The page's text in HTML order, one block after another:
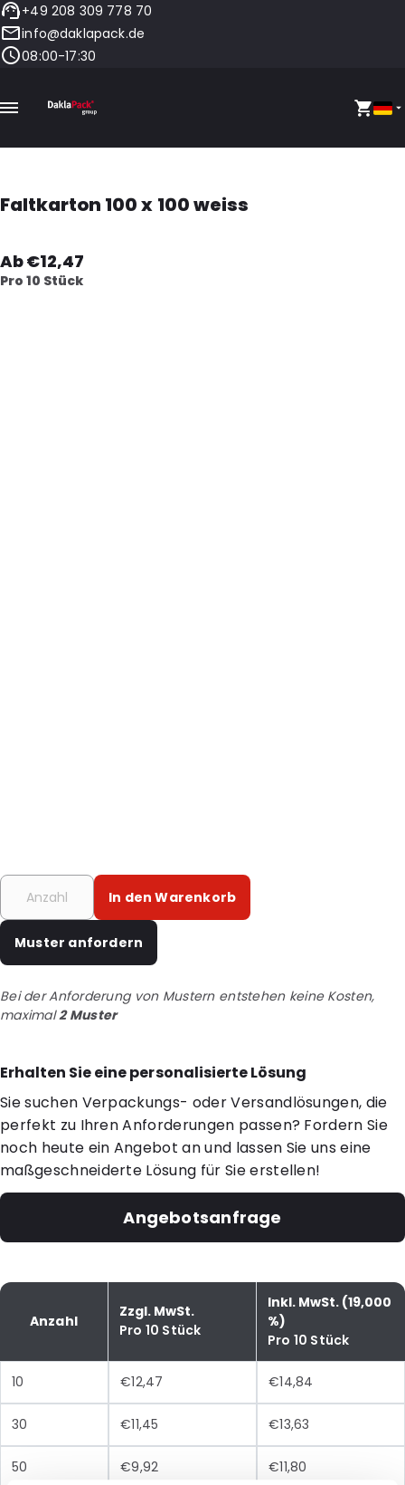
+49 208 309 778 70
info@daklapack.de
08:00-17:30
Faltkarton 100 x 100 weiss
Ab €12,47
Pro 10 Stück
In den Warenkorb
Muster anfordern
Bei der Anforderung von Mustern entstehen keine Kosten,
maximal2 Muster
Erhalten Sie eine personalisierte Lösung
Sie suchen Verpackungs- oder Versandlösungen, die
perfekt zu Ihren Anforderungen passen? Fordern Sie
noch heute ein Angebot an und lassen Sie uns eine
maßgeschneiderte Lösung für Sie erstellen!
Angebotsanfrage
Anzahl
Zzgl. MwSt.
Pro 10 Stück
Inkl. MwSt. (19,000
%)
Pro 10 Stück
10 €12,47 €14,84
30 €11,45 €13,63
50 €9,92 €11,80